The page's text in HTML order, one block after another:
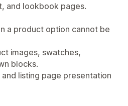
and lookbook pages.
a product option cannot be
images, swatches,
blocks.
listing page presentation